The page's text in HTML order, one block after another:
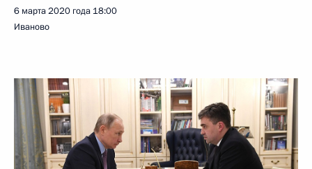
6 марта 2020 года 18:00
Иваново